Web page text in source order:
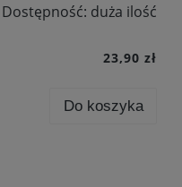
Dostępność: duża ilość
23,90 zł
Do koszyka